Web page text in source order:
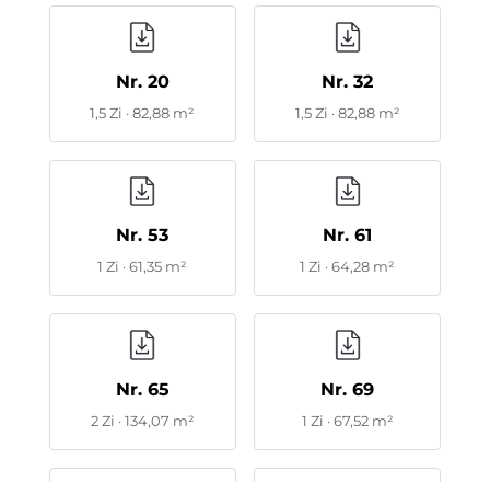
Nr. 20
1,5 Zi · 82,88 m²
Nr. 32
1,5 Zi · 82,88 m²
Nr. 53
1 Zi · 61,35 m²
Nr. 61
1 Zi · 64,28 m²
Nr. 65
2 Zi · 134,07 m²
Nr. 69
1 Zi · 67,52 m²